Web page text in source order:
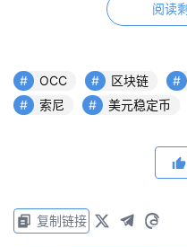
据《美国银行家》报道，
入稳定币业务的途径，当
Platforms合作，后者预
储备保管人。Bastion本
获得特许后，索尼在层级
阅读
OCC 区块链
索尼
美元稳定币
复制链接